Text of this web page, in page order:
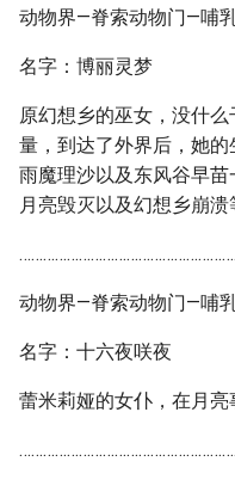
动物界—脊索动物门—哺
名字：博丽灵梦
原幻想乡的巫女，没什
量，到达了外界后，她
雨魔理沙以及东风谷早
月亮毁灭以及幻想乡崩溃
动物界—脊索动物门—哺
名字：十六夜咲夜
蕾米莉娅的女仆，在月亮